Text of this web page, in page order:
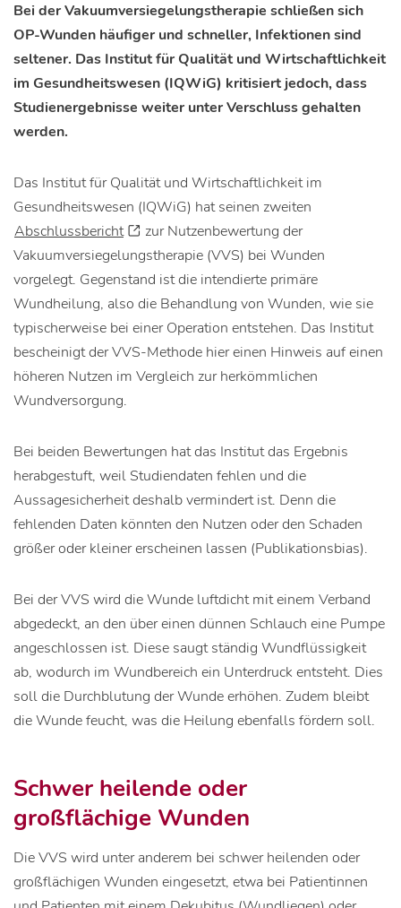
Bei der Vakuumversiegelungstherapie schließen sich
OP-Wunden häufiger und schneller, Infektionen sind
seltener. Das Institut für Qualität und Wirtschaftlichkeit
im Gesundheitswesen (IQWiG) kritisiert jedoch, dass
Studienergebnisse weiter unter Verschluss gehalten
werden.
Das Institut für Qualität und Wirtschaftlichkeit im
Gesundheitswesen (IQWiG) hat seinen zweiten
Abschlussbericht
zur Nutzenbewertung der
Vakuumversiegelungstherapie (VVS) bei Wunden
vorgelegt. Gegenstand ist die intendierte primäre
Wundheilung, also die Behandlung von Wunden, wie sie
typischerweise bei einer Operation entstehen. Das Institut
bescheinigt der VVS-Methode hier einen Hinweis auf einen
höheren Nutzen im Vergleich zur herkömmlichen
Wundversorgung.
Bei beiden Bewertungen hat das Institut das Ergebnis
herabgestuft, weil Studiendaten fehlen und die
Aussagesicherheit deshalb vermindert ist. Denn die
fehlenden Daten könnten den Nutzen oder den Schaden
größer oder kleiner erscheinen lassen (Publikationsbias).
Bei der VVS wird die Wunde luftdicht mit einem Verband
abgedeckt, an den über einen dünnen Schlauch eine Pumpe
angeschlossen ist. Diese saugt ständig Wundflüssigkeit
ab, wodurch im Wundbereich ein Unterdruck entsteht. Dies
soll die Durchblutung der Wunde erhöhen. Zudem bleibt
die Wunde feucht, was die Heilung ebenfalls fördern soll.
Schwer heilende oder
großflächige Wunden
Die VVS wird unter anderem bei schwer heilenden oder
großflächigen Wunden eingesetzt, etwa bei Patientinnen